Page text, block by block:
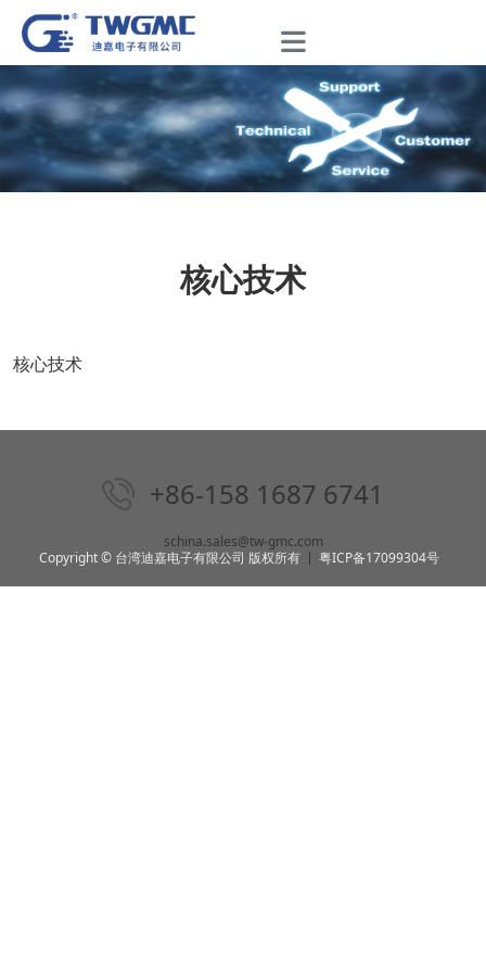
核心技术
核心技术
+86-158 1687 6741
schina.sales@tw-gmc.com
Copyright © 台湾迪嘉电子有限公司 版权所有
粤ICP备17099304号